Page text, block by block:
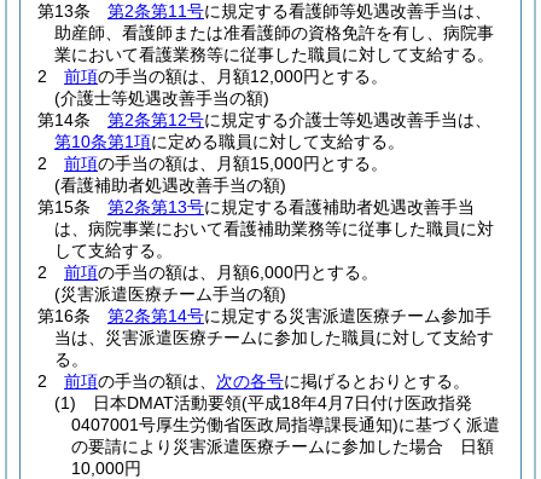
第13条
第2条第11号に規定する看護師等処遇改善手当は、
助産師、看護師または准看護師の資格免許を有し、病院事
業において看護業務等に従事した職員に対して支給する。
2
前項の手当の額は、月額12,000円とする。
(介護士等処遇改善手当の額)
第14条
第2条第12号に規定する介護士等処遇改善手当は、
第10条第1項に定める職員に対して支給する。
2
前項の手当の額は、月額15,000円とする。
(看護補助者処遇改善手当の額)
第15条
第2条第13号に規定する看護補助者処遇改善手当
は、病院事業において看護補助業務等に従事した職員に対
して支給する。
2
前項の手当の額は、月額6,000円とする。
(災害派遣医療チーム手当の額)
第16条
第2条第14号に規定する災害派遣医療チーム参加手
当は、災害派遣医療チームに参加した職員に対して支給す
る。
2
前項の手当の額は、 次の各号に掲げるとおりとする。
(1)
日本DMAT活動要領(平成18年4月7日付け医政指発
0407001号厚生労働省医政局指導課長通知)に基づく派遣
の要請により災害派遣医療チームに参加した場合 日額
10,000円